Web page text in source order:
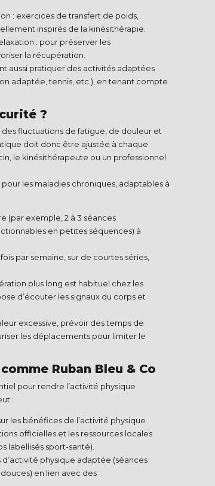
: exercices de transfert de poids,
inspirés de la kinésithérapie.​
: pour préserver les
la récupération.​
aussi pratiquer des activités adaptées
adaptée, tennis, etc.), en tenant compte
?
des fluctuations de fatigue, de douleur et
doit donc être ajustée à chaque
le kinésithérapeute ou un professionnel
les maladies chroniques, adaptables à
(par exemple, 2 à 3 séances
en petites séquences) à
par semaine, sur de courtes séries,
plus long est habituel chez les
d’écouter les signaux du corps et
excessive, prévoir des temps de
les déplacements pour limiter le
Ruban Bleu & Co
pour rendre l’activité physique
:​
les bénéfices de l’activité physique
officielles et les ressources locales
labellisés sport-santé).​
physique adaptée (séances
en lien avec des